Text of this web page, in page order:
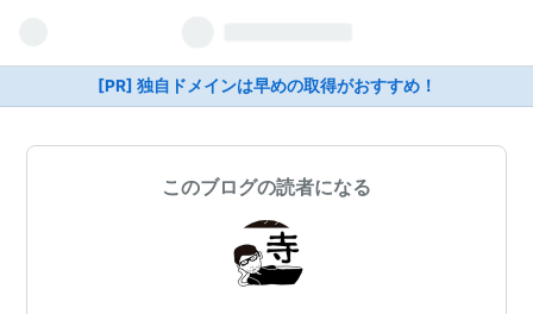
[PR] 独自ドメインは早めの取得がおすすめ！
このブログの読者になる